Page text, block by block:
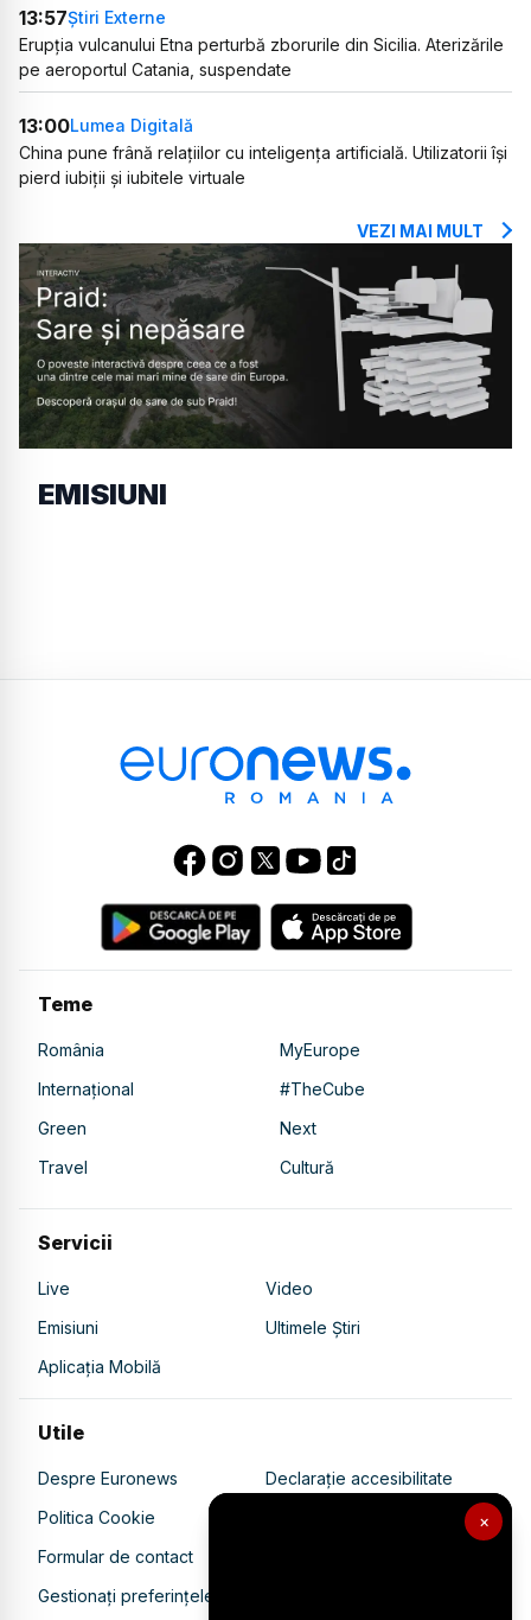
×
13:57Știri Externe
Erupția vulcanului Etna perturbă zborurile din Sicilia. Aterizările
pe aeroportul Catania, suspendate
13:00Lumea Digitală
China pune frână relațiilor cu inteligența artificială. Utilizatorii își
pierd iubiții și iubitele virtuale
VEZI MAI MULT
EMISIUNI
Teme
România
MyEurope
Internațional
#TheCube
Green
Next
Travel
Cultură
Servicii
Live
Video
Emisiuni
Ultimele Știri
Aplicația Mobilă
Utile
Despre Euronews
Declarație accesibilitate
Politica Cookie
Politica de confidențialitate
Formular de contact
Gestionați preferințele